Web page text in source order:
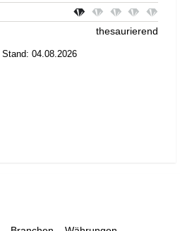
thesaurierend
Stand: 04.08.2026